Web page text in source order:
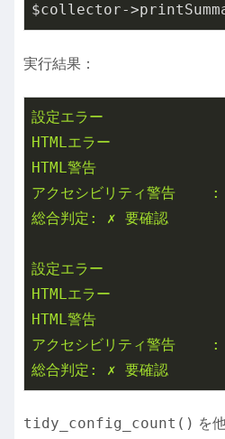
実行結果：
設定エラー
HTMLエラー
HTML警告
アクセシビリティ警告
:
総合判定:
✗ 要確認
設定エラー
HTMLエラー
HTML警告
アクセシビリティ警告
:
総合判定:
✗ 要確認
tidy_config_count() を